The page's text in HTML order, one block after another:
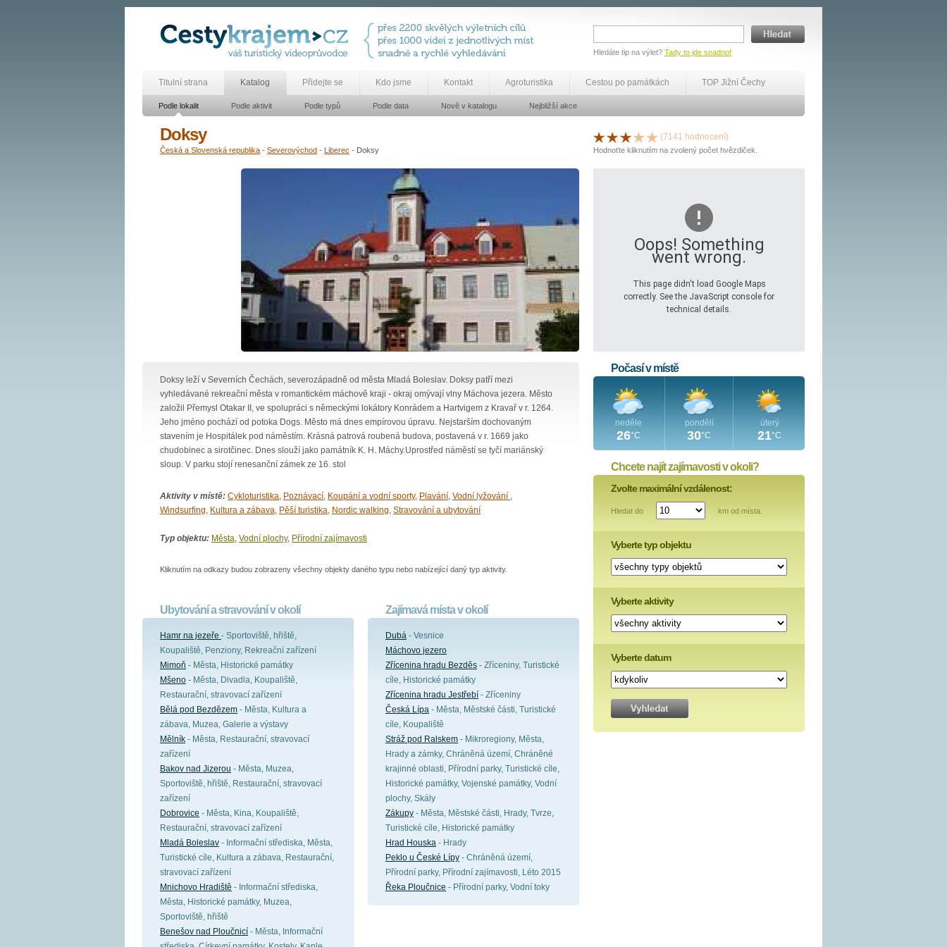
Hledáte tip na výlet? Tady to jde snadno!
Titulní strana Katalog Přidejte se Kdo jsme Kontakt Agroturistika Cestou po památkách TOP Jižní Čechy
Podle lokalit Podle aktivit Podle typů Podle data Nově v katalogu Nejbližší akce
Doksy
Česká a Slovenská republika - Severovýchod - Liberec - Doksy
Doksy leží v Severních Čechách, severozápadně od města Mladá Boleslav. Doksy patří mezi
vyhledávané rekreační města v romantickém máchově kraji - okraj omývají vlny Máchova jezera. Město
založil Přemysl Otakar II, ve spolupráci s německými lokátory Konrádem a Hartvigem z Kravař v r. 1264.
Jeho jméno pochází od potoka Dogs. Město má dnes empírovou úpravu. Nejstarším dochovaným
stavením je Hospitálek pod náměstím. Krásná patrová roubená budova, postavená v r. 1669 jako
chudobinec a sirotčinec. Dnes slouží jako památník K. H. Máchy.Uprostřed náměstí se tyčí mariánský
sloup. V parku stojí renesanční zámek ze 16. stol
Aktivity v místě: Cykloturistika, Poznávací, Koupání a vodní sporty, Plavání, Vodní lyžování ,
Windsurfing, Kultura a zábava, Pěší turistika, Nordic walking, Stravování a ubytování
Typ objektu: Města, Vodní plochy, Přírodní zajímavosti
Kliknutím na odkazy budou zobrazeny všechny objekty daného typu nebo nabízející daný typ aktivity.
Ubytování a stravování v okolí
Hamr na jezeře - Sportoviště, hřiště,
Koupaliště, Penziony, Rekreační zařízení
Mimoň - Města, Historické památky
Mšeno - Města, Divadla, Koupaliště,
Restaurační, stravovací zařízení
Bělá pod Bezdězem - Města, Kultura a
zábava, Muzea, Galerie a výstavy
Mělník - Města, Restaurační, stravovací
zařízení
Bakov nad Jizerou - Města, Muzea,
Sportoviště, hřiště, Restaurační, stravovací
zařízení
Dobrovice - Města, Kina, Koupaliště,
Restaurační, stravovací zařízení
Mladá Boleslav - Informační střediska, Města,
Turistické cíle, Kultura a zábava, Restaurační,
stravovací zařízení
Mnichovo Hradiště - Informační střediska,
Města, Historické památky, Muzea,
Sportoviště, hřiště
Benešov nad Ploučnicí - Města, Informační
Zajímavá místa v okolí
Dubá - Vesnice
Máchovo jezero
Zřícenina hradu Bezděs - Zříceniny, Turistické
cíle, Historické památky
Zřícenina hradu Jestřebí - Zříceniny
Česká Lípa - Města, Městské části, Turistické
cíle, Koupaliště
Stráž pod Ralskem - Mikroregiony, Města,
Hrady a zámky, Chráněná území, Chráněné
krajinné oblasti, Přírodní parky, Turistické cíle,
Historické památky, Vojenské památky, Vodní
plochy, Skály
Zákupy - Města, Městské části, Hrady, Tvrze,
Turistické cíle, Historické památky
Hrad Houska - Hrady
Peklo u České Lípy - Chráněná území,
Přírodní parky, Přírodní zajímavosti, Léto 2015
Řeka Ploučnice - Přírodní parky, Vodní toky
(7141 hodnocení)
Hodnoťte kliknutím na zvolený počet hvězdiček.
Oops! Something
went wrong.
This page didn't load Google Maps
correctly. See the JavaScript console for
technical details.
Počasí v místě
neděle
26°C
pondělí
30°C
úterý
21°C
Chcete najít zajímavosti v okoli?
Zvolte maximální vzdálenost:
Hledat do km od místa.
Vyberte typ objektu
Vyberte aktivity
Vyberte datum